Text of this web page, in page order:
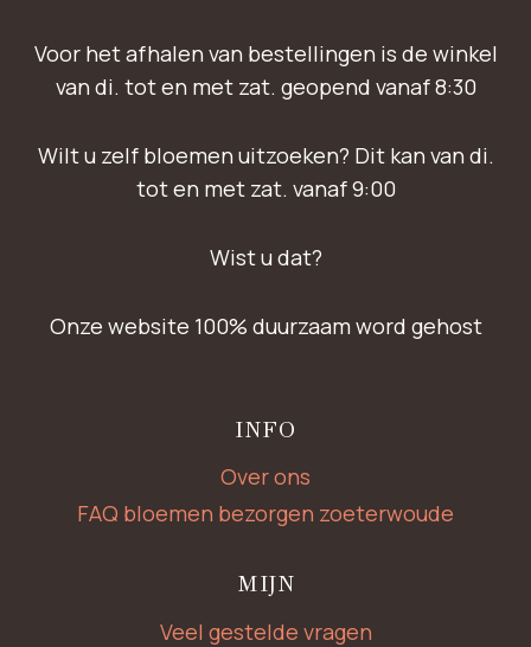
Voor het afhalen van bestellingen is de winkel
van di. tot en met zat. geopend vanaf 8:30
Wilt u zelf bloemen uitzoeken? Dit kan van di.
tot en met zat. vanaf 9:00
Wist u dat?
Onze website 100% duurzaam word gehost
INFO
Over ons
FAQ bloemen bezorgen zoeterwoude
MIJN
Veel gestelde vragen